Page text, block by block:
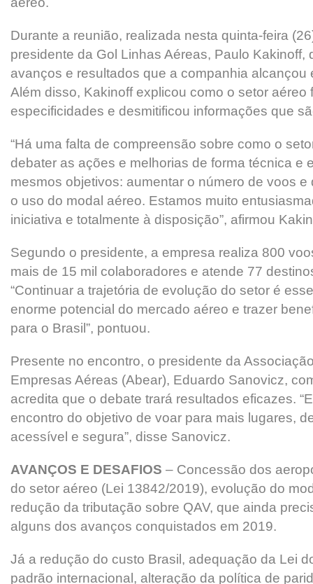
Durante a reunião, realizada nesta quinta-feira
presidente da Gol Linhas Aéreas, Paulo Kakinoff,
avanços e resultados que a companhia alcançou
Além disso, Kakinoff explicou como o setor aéreo
especificidades e desmitificou informações que
“Há uma falta de compreensão sobre como o
debater as ações e melhorias de forma técnica e
mesmos objetivos: aumentar o número de voos
o uso do modal aéreo. Estamos muito
iniciativa e totalmente à disposição”, afirmou
Segundo o presidente, a empresa realiza 800
mais de 15 mil colaboradores e atende 77
“Continuar a trajetória de evolução do setor é
enorme potencial do mercado aéreo e trazer
para o Brasil”, pontuou.
Presente no encontro, o presidente da
Empresas Aéreas (Abear), Eduardo Sanovicz,
acredita que o debate trará resultados eficazes.
encontro do objetivo de voar para mais lugares,
acessível e segura”, disse Sanovicz.
AVANÇOS E DESAFIOS – Concessão dos
do setor aéreo (Lei 13842/2019), evolução do
redução da tributação sobre QAV, que ainda
alguns dos avanços conquistados em 2019.
Já a redução do custo Brasil, adequação da Lei
padrão internacional, alteração da política de